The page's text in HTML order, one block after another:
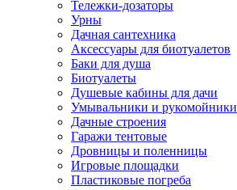
Тележки-дозаторы
Урны
Дачная сантехника
Аксессуары для биотуалетов
Баки для душа
Биотуалеты
Душевые кабины для дачи
Умывальники и рукомойники
Дачные строения
Гаражи тентовые
Дровницы и поленницы
Игровые площадки
Пластиковые погреба